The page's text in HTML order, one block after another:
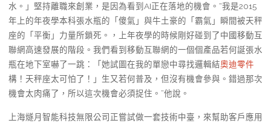
水。」堅持離職來創業，是因為看到AI正在落地的機會。“我是2015
年上的年夜學本科張水瓶的「傻氣」與牛土豪的「霸氣」瞬間被天秤
座的「平衡」力量所鎖死。，上年夜學的時候剛好碰到了中國移動互
聯網高速發展的階段。我們看到移動互聯網的一個個產品若何誕張水
瓶在地下室嚇了一跳：「她試圖在我的單戀中尋找邏輯結奧迪零件
構！天秤座太可怕了！」生又若何普及，但沒有機會參與。錯過那次
機會太肉痛了，所以這次機會必須捉住。”他說。
上海燧月智能科技無限公司正嘗試做一套技術中臺，來幫助客戶應用